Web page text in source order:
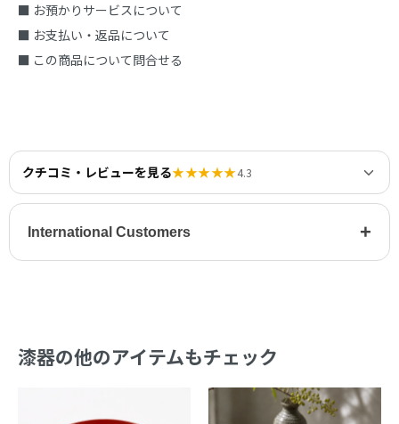
■ お預かりサービスについて
■ お支払い・返品について
■ この商品について問合せる
クチコミ・レビューを見る★★★★★4.3
International Customers +
漆器の他のアイテムもチェック